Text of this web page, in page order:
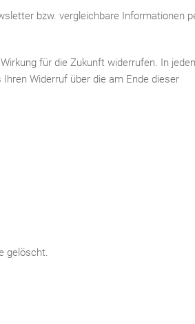
bzw. vergleichbare Informationen
für die Zukunft widerrufen. In
Widerruf über die am Ende dieser
gelöscht.